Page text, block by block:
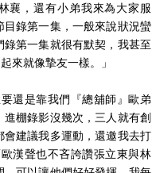
襄，還有小弟我來為大家服
錄第一集，一般來說狀況蠻
第一集就很有默契，我甚至
來就像摯友一樣。」
還是靠我們『總舖師』歐弟
棚錄影沒幾次，三人就有創
建議我多運動，還邀我去打
漢聲也不吝誇讚張立東與林